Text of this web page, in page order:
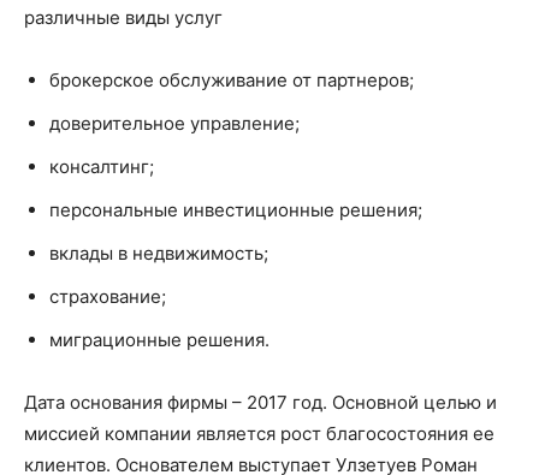
различные виды услуг
брокерское обслуживание от партнеров;
доверительное управление;
консалтинг;
персональные инвестиционные решения;
вклады в недвижимость;
страхование;
миграционные решения.
Дата основания фирмы – 2017 год. Основной целью и
миссией компании является рост благосостояния ее
клиентов. Основателем выступает Улзетуев Роман